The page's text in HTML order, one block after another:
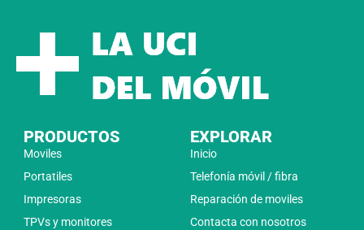
PRODUCTOS
Moviles
Portatiles
Impresoras
TPVs y monitores
EXPLORAR
Inicio
Telefonía móvil / fibra
Reparación de moviles
Contacta con nosotros